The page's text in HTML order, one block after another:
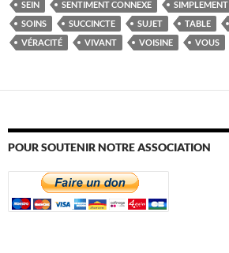
SEIN
SENTIMENT CONNEXE SIMPLEMENT
SOINS
SUCCINCTE SUJET TABLE
VÉRACITÉ
VIVANT VOISINE VOUS
POUR SOUTENIR NOTRE ASSOCIATION